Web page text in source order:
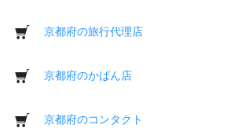
京都府の旅行代理店
京都府のかばん店
京都府のコンタクト